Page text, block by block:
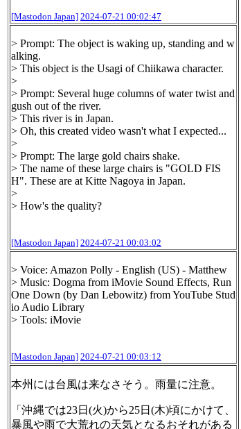
[Mastodon Japan] 2024-07-21 00:02:47
> Prompt: The object is waking up, standing and w
alking.
> This object is the Usagi of Chiikawa character.
>
> Prompt: Several huge columns of water twist and
gush out of the river.
> This river is in Japan.
> Oh, this created video wasn't what I expected...
>
> Prompt: The large gold chairs shake.
> The name of these large chairs is "GOLD FIS
H". These are at Kitte Nagoya in Japan.
>
> How's the quality?
[Mastodon Japan] 2024-07-21 00:03:02
> Voice: Amazon Polly - English (US) - Matthew
> Music: Dogma from iMovie Sound Effects, Run
One Down (by Dan Lebowitz) from YouTube Stud
io Audio Library
> Tools: iMovie
[Mastodon Japan] 2024-07-21 00:03:12
本州には台風は来なさそう。雨量に注意。
「沖縄では23日(火)から25日(木)頃にかけて、
暴風や雨で大荒れの天気となるおそれがある